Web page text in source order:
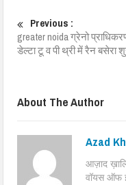
Previous :
greater noida ग्रेनो
डेल्टा टू व पी थ्री में रैन बसेरा
About The Author
Azad
आज़ाद
वॉयस ऑफ